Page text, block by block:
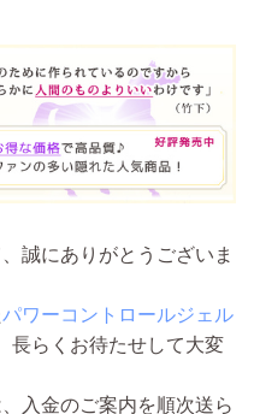
誠にありがとうございま
パワーコントロールジェル
長らくお待たせして大変
入金のご案内を順次送ら